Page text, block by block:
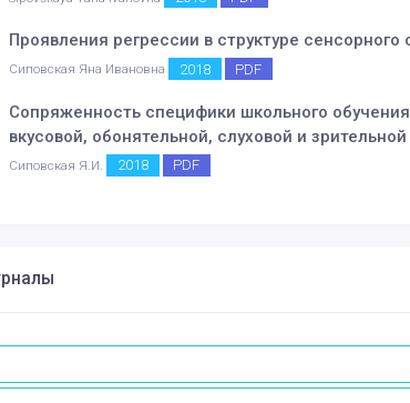
Проявления регрессии в структуре
Сиповская Яна Ивановна 2018 PDF
Сопряженность специфики школьного
вкусовой, обонятельной, слуховой и зрительной
Сиповская Я.И. 2018 PDF